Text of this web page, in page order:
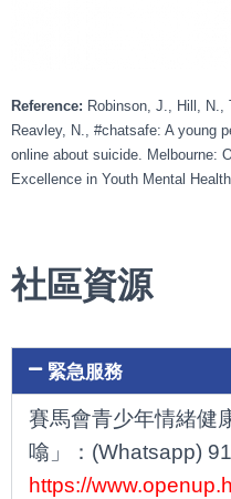
Reference: Robinson, J., Hill, N.,
Reavley, N., #chatsafe: A young
online about suicide. Melbourne:
Excellence in Youth Mental
社區資源
緊急服務
賽馬會青少年情緒健
噏」： (Whatsapp)
https://